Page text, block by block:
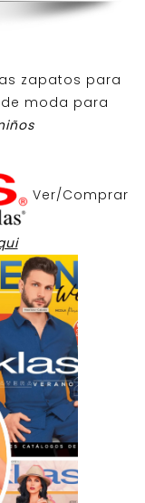
zapatos para
moda para
Ver/Comprar